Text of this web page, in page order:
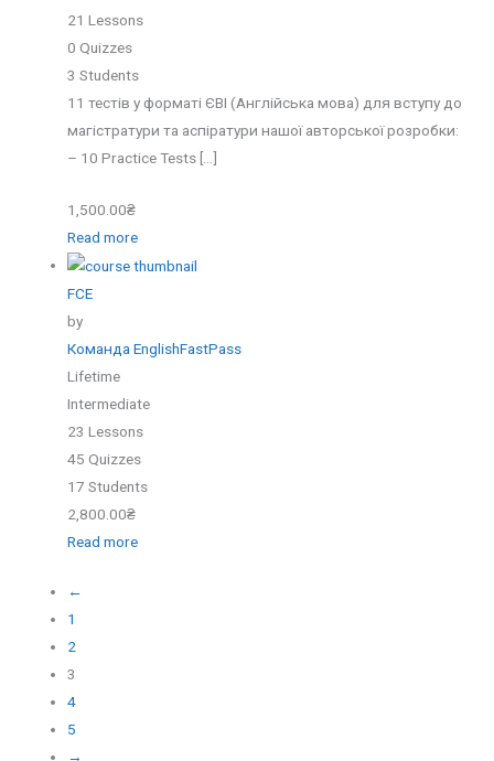
21 Lessons
0 Quizzes
3 Students
11 тестів у форматі ЄВІ (Англійська мова) для вступу до
магістратури та аспіратури нашої авторської розробки:
– 10 Practice Tests […]
1,500.00₴
Read more
FCE
by
Команда EnglishFastPass
Lifetime
Intermediate
23 Lessons
45 Quizzes
17 Students
2,800.00₴
Read more
←
1
2
3
4
5
→